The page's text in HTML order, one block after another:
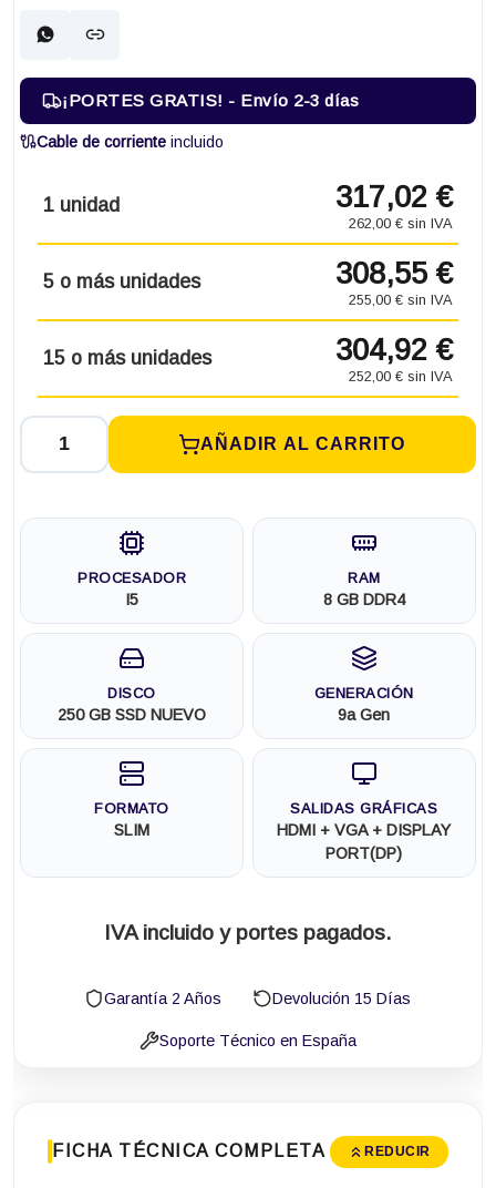
¡PORTES GRATIS! - Envío 2-3 días
Cable de corriente incluido
1 unidad 317,02 €
262,00 € sin IVA
5 o más unidades 308,55 €
255,00 € sin IVA
15 o más unidades 304,92 €
252,00 € sin IVA
AÑADIR AL CARRITO
PROCESADOR
I5
RAM
8 GB DDR4
DISCO
250 GB SSD NUEVO
GENERACIÓN
9a Gen
FORMATO
SLIM
SALIDAS GRÁFICAS
HDMI + VGA + DISPLAY
PORT(DP)
IVA incluido y portes pagados.
Garantía 2 Años Devolución 15 Días
Soporte Técnico en España
FICHA TÉCNICA COMPLETA REDUCIR